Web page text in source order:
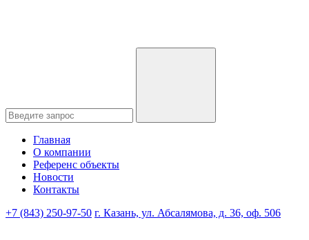
Главная
О компании
Референс объекты
Новости
Контакты
+7 (843) 250-97-50 г. Казань, ул. Абсалямова, д. 36, оф. 506